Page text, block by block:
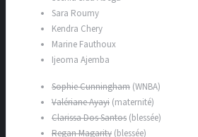
Sara Roumy
Kendra Chery
Marine Fauthoux
Ijeoma Ajemba
Sophie Cunningham (WNBA)
Valériane Ayayi (maternité)
Clarissa Dos Santos (blessée)
Regan Magarity (blessée)